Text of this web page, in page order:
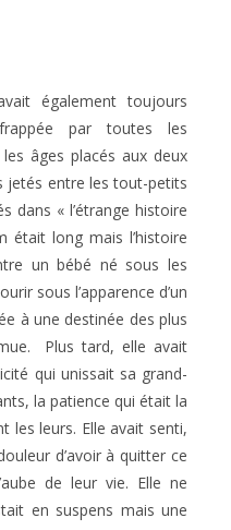
également toujours
par toutes les
âges placés aux deux
jetés entre les tout-petits
dans « l’étrange histoire
était long mais l’histoire
un bébé né sous les
sous l’apparence d’un
à une destinée des plus
Plus tard, elle avait
qui unissait sa grand-
la patience qui était la
les leurs. Elle avait senti,
d’avoir à quitter ce
de leur vie. Elle ne
en suspens mais une